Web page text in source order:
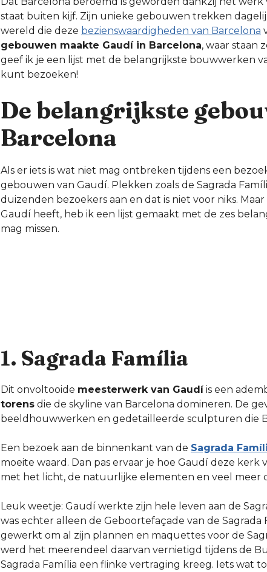
staat buiten kijf. Zijn unieke gebouwen trekken
wereld die deze bezienswaardigheden van Barcelona
gebouwen maakte Gaudí in Barcelona, waar staan
geef ik je een lijst met de belangrijkste bouwwerken
kunt bezoeken!
De belangrijkste
Barcelona
Als er iets is wat niet mag ontbreken tijdens een
gebouwen van Gaudí. Plekken zoals de Sagrada
duizenden bezoekers aan en dat is niet voor niks.
Gaudí heeft, heb ik een lijst gemaakt met de zes
mag missen.
1. Sagrada Família
Dit onvoltooide meesterwerk van Gaudíis een
torens die de skyline van Barcelona domineren. De
beeldhouwwerken en gedetailleerde sculpturen die
Een bezoek aan de binnenkant van de Sagrada
moeite waard. Dan pas ervaar je hoe Gaudí deze kerk
met het licht, de natuurlijke elementen en veel meer
Leuk weetje: Gaudí werkte zijn hele leven aan de
was echter alleen de Geboortefaçade van de Sagrada
gewerkt om al zijn plannen en maquettes voor de
werd het meerendeel daarvan vernietigd tijdens de
Sagrada Família een flinke vertraging kreeg. Iets wat